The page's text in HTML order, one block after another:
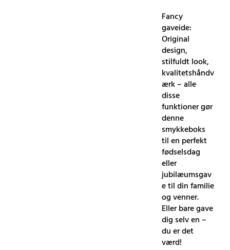
Fancy
gaveide:
Original
design,
stilfuldt look,
kvalitetshåndv
ærk – alle
disse
funktioner gør
denne
smykkeboks
til en perfekt
fødselsdag
eller
jubilæumsgav
e til din familie
og venner.
Eller bare gave
dig selv en –
du er det
værd!